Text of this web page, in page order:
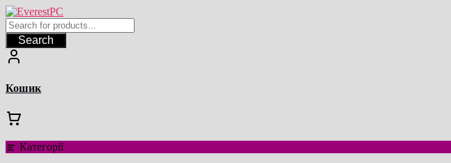
Перейти
до
вмісту
Search
Кошик
Категорії